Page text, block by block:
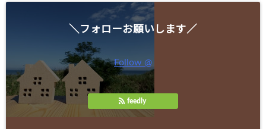
＼フォローお願いします／
Follow @
feedly